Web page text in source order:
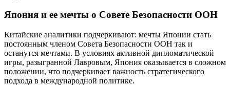
Япония и ее мечты о Совете Безопасности ООН
Китайские аналитики подчеркивают: мечты Японии стать
постоянным членом Совета Безопасности ООН так и
останутся мечтами. В условиях активной дипломатической
игры, разыгранной Лавровым, Япония оказывается в сложном
положении, что подчеркивает важность стратегического
подхода в международной политике.